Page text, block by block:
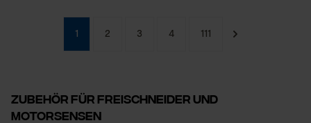
1 2 3 4 111
Zubehör für Freischneider und
Motorsensen
Fact-Finder Tracking